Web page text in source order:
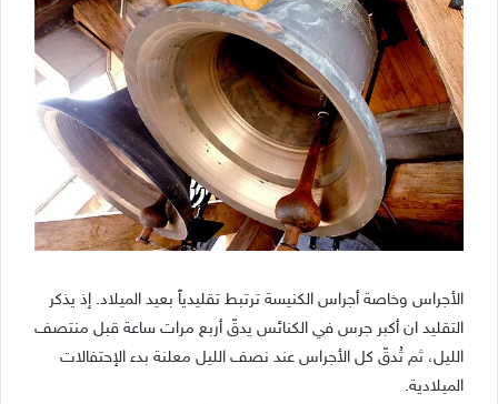
الأجراس وخاصة أجراس الكنيسة ترتبط تقليدياً بعيد الميلاد. إذ يذكر
التقليد ان أكبر جرس في الكنائس يدقّ أربع مرات ساعة قبل منتصف
الليل، ثم تُدقّ كل الأجراس عند نصف الليل معلنة بدء الإحتفالات
الميلادية.